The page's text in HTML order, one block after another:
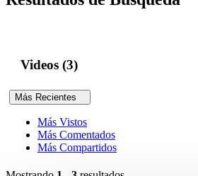
Videos (3)
Más Recientes
Más Vistos
Más Comentados
Más Compartidos